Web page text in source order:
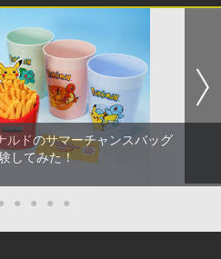
ルドのサマーチャンスバッグ
してみた！
● ● ● ●